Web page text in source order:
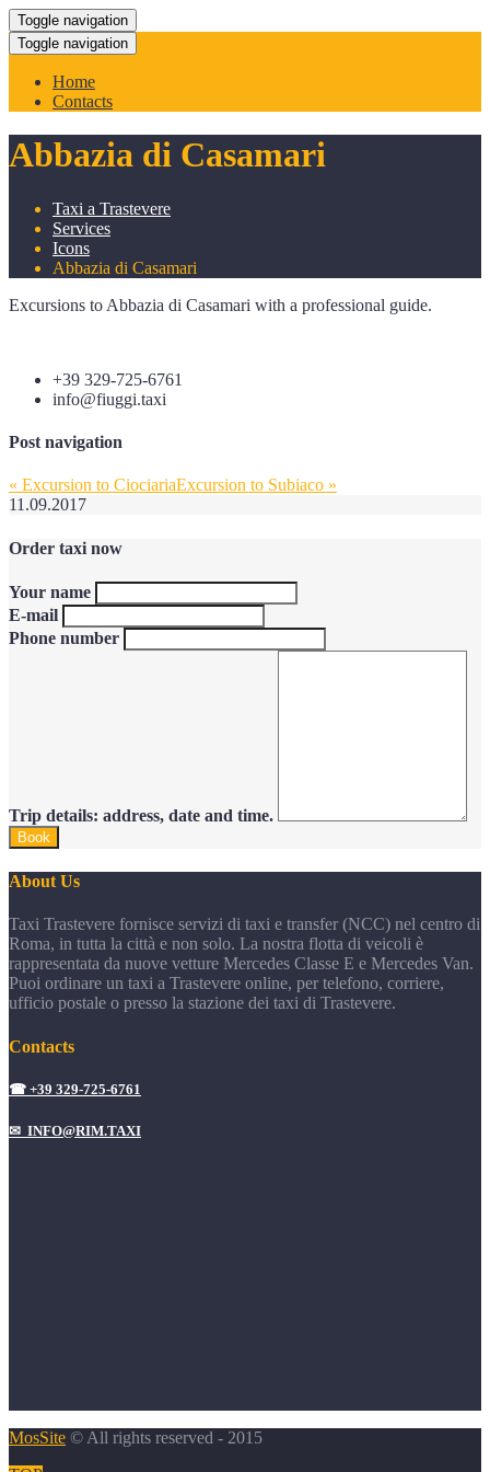
Toggle navigation
Toggle navigation
Home
Contacts
Abbazia di Casamari
Taxi a Trastevere
Services
Icons
Abbazia di Casamari
Excursions to Abbazia di Casamari with a professional guide.
+39 329-725-6761
info@fiuggi.taxi
Post navigation
« Excursion to CiociariaExcursion to Subiaco »
11.09.2017
Order taxi now
Your name
E-mail
Phone number
Trip details: address, date and time.
About Us
Taxi Trastevere fornisce servizi di taxi e transfer (NCC) nel centro di
Roma, in tutta la città e non solo. La nostra flotta di veicoli è
rappresentata da nuove vetture Mercedes Classe E e Mercedes Van.
Puoi ordinare un taxi a Trastevere online, per telefono, corriere,
ufficio postale o presso la stazione dei taxi di Trastevere.
Contacts
☎ +39 329-725-6761
✉ INFO@RIM.TAXI
MosSite © All rights reserved - 2015